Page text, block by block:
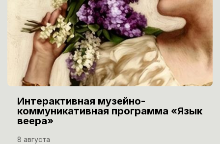
Интерактивная музейно-
коммуникативная программа «Язык
веера»
8 августа